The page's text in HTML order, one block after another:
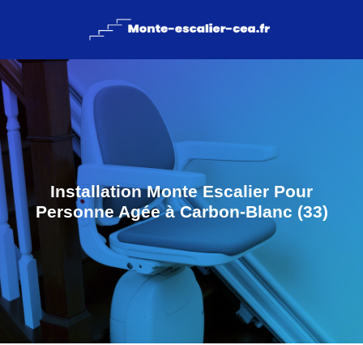
Installation Monte Escalier Pour
Personne Agée à Carbon-Blanc (33)